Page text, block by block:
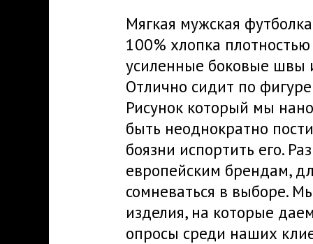
Мягкая мужская
100% хлопка
усиленные боковые швы
Отлично сидит по
Рисунок который мы
быть неоднократно
боязни испортить его.
европейским брендам,
сомневаться в выборе.
изделия, на которые
опросы среди наших